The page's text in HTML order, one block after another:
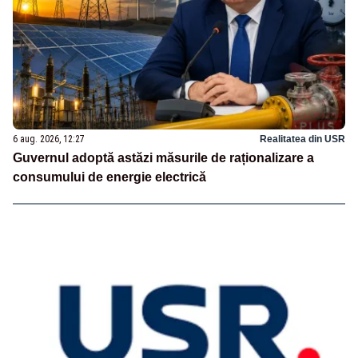
6 aug. 2026, 12:27 Realitatea din USR
Guvernul adoptă astăzi măsurile de raționalizare a
consumului de energie electrică